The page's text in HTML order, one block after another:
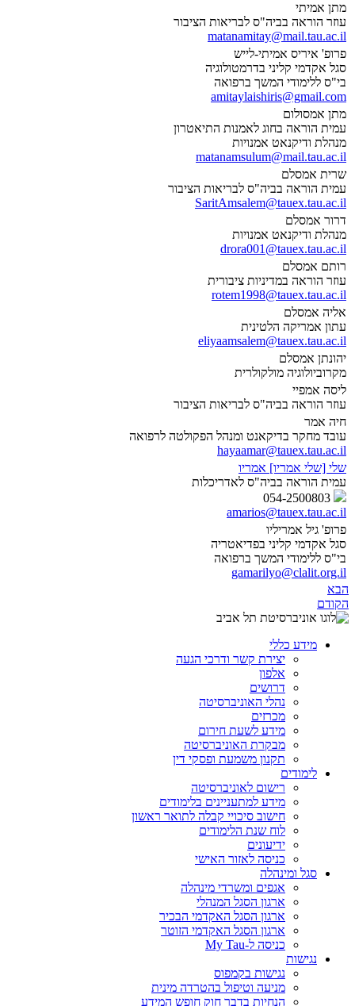
מתן אמיתי
עוזר הוראה בביה"ס לבריאות הציבור
matanamitay@mail.tau.ac.il
פרופ' איריס אמיתי-לייש
סגל אקדמי קליני בדרמטולוגיה
בי"ס ללימודי המשך ברפואה
amitaylaishiris@gmail.com
מתן אמסולום
עמית הוראה בחוג לאמנות התיאטרון
מנהלת ודיקנאט אמנויות
matanamsulum@mail.tau.ac.il
שרית אמסלם
עמית הוראה בביה"ס לבריאות הציבור
SaritAmsalem@tauex.tau.ac.il
דרור אמסלם
מנהלת ודיקנאט אמנויות
drora001@tauex.tau.ac.il
רותם אמסלם
עוזר הוראה במדיניות ציבורית
rotem1998@tauex.tau.ac.il
אליה אמסלם
עתון אמריקה הלטינית
eliyaamsalem@tauex.tau.ac.il
יהונתן אמסלם
מקרוביולוגיה מולקולרית
ליסה אמפיי
עוזר הוראה בביה"ס לבריאות הציבור
חיה אמר
עובד מחקר בדיקאנט ומנהל הפקולטה לרפואה
hayaamar@tauex.tau.ac.il
שלי [שלי אמריו] אמריו
עמית הוראה בביה"ס לאדריכלות
amarios@tauex.tau.ac.il
פרופ' גיל אמריליו
סגל אקדמי קליני בפדיאטריה
בי"ס ללימודי המשך ברפואה
gamarilyo@clalit.org.il
הבא
הקודם
מידע כללי
יצירת קשר ודרכי הגעה
אלפון
דרושים
נהלי האוניברסיטה
מכרזים
מידע לשעת חירום
מבקרת האוניברסיטה
תקנון משמעת ופסקי דין
לימודים
רישום לאוניברסיטה
מידע למתעניינים בלימודים
חישוב סיכויי קבלה לתואר ראשון
לוח שנת הלימודים
ידיעונים
כניסה לאזור האישי
סגל ומינהלה
אגפים ומשרדי מינהלה
ארגון הסגל המנהלי
ארגון הסגל האקדמי הבכיר
ארגון הסגל האקדמי הזוטר
כניסה ל-My Tau
נגישות
נגישות בקמפוס
מניעה וטיפול בהטרדה מינית
הנחיות בדבר חוק חופש המידע